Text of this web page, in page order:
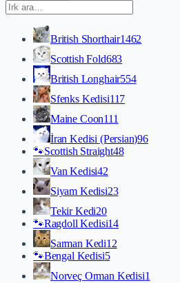
British Shorthair1462
Scottish Fold683
British Longhair554
Sfenks Kedisi117
Maine Coon111
İran Kedisi (Persian)96
🐾Scottish Straight48
Van Kedisi42
Siyam Kedisi23
Tekir Kedi20
🐾Ragdoll Kedisi14
Sarman Kedi12
🐾Bengal Kedisi5
Norveç Orman Kedisi1